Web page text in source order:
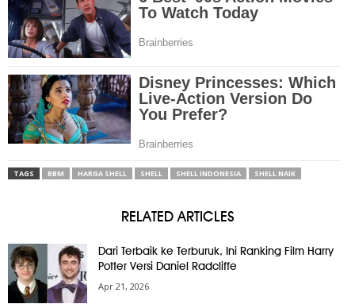
TAGS BBM HARGA SHELL SHELL SHELL INDONESIA SHELL NAIK
RELATED ARTICLES
Dari Terbaik ke Terburuk, Ini Ranking Film Harry
Potter Versi Daniel Radcliffe
Apr 21, 2026